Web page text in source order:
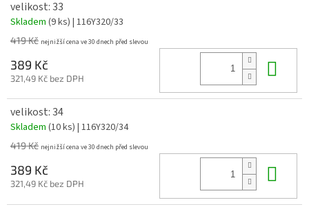
velikost: 33
Skladem (9 ks) | 116Y320/33
419 Kč
389 Kč
321,49 Kč bez DPH
velikost: 34
Skladem (10 ks) | 116Y320/34
419 Kč
389 Kč
321,49 Kč bez DPH